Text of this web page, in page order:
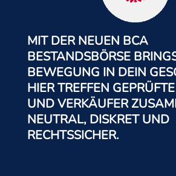
MIT DER NEUEN BCA
BESTANDSBÖRSE
BEWEGUNG IN DEIN
HIER TREFFEN
UND VERKÄUFER
NEUTRAL, DISKRET UND
RECHTSSICHER.